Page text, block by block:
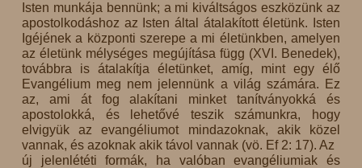
Isten munkája bennünk; a mi kiváltságos eszközünk az
apostolkodáshoz az Isten által átalakított életünk. Isten
Igéjének a központi szerepe a mi életünkben, amelyen
az életünk mélységes megújítása függ (XVI. Benedek),
továbbra is átalakítja életünket, amíg, mint egy élő
Evangélium meg nem jelennünk a világ számára. Ez
az, ami át fog alakítani minket tanítványokká és
apostolokká, és lehetővé teszik számunkra, hogy
elvigyük az evangéliumot mindazoknak, akik közel
vannak, és azoknak akik távol vannak (vö. Ef 2: 17). Az
új jelenlététi formák, ha valóban evangéliumiak és